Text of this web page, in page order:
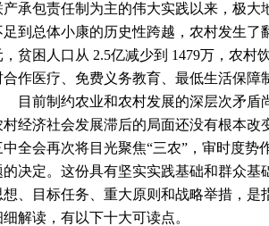
产承包责任制为主的伟大实践以来，极
足到总体小康的历史性跨越，农村发生
，贫困人口从 2.5亿减少到 1479万，农村
合作医疗、免费义务教育、最低生活保障
目前制约农业和农村发展的深层次矛
村经济社会发展滞后的局面还没有根本
中全会再次将目光聚焦“三农”，审时度
的决定。这份具有坚实实践基础和群众
想、目标任务、重大原则和战略举措，
细解读，有以下十大可读点。